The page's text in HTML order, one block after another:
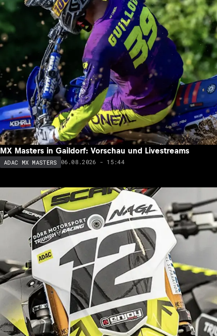
MX Masters in Gaildorf: Vorschau und Livestreams
ADAC MX MASTERS 06.08.2026 - 15:44